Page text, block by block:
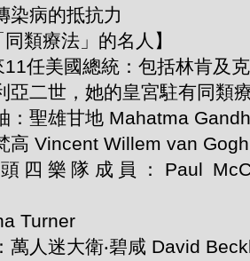
染病的抵抗力
同類療法」的名人】
任美國總統：包括林肯及
亞二世，她的皇宮駐有同類
：聖雄甘地 Mahatma
高 Vincent Willem van Gogh
四樂隊成員：Paul
Turner
萬人迷大衛‧碧咸 David